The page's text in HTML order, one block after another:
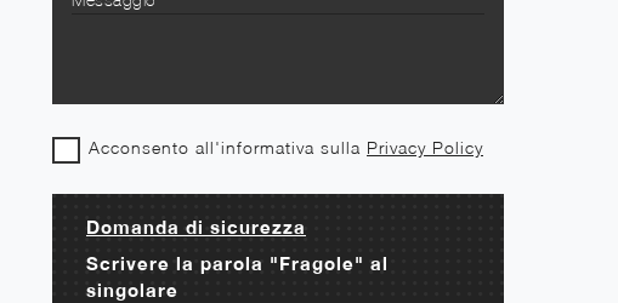
Acconsento all'informativa sulla Privacy Policy
Domanda di sicurezza
Scrivere la parola "Fragole" al
singolare